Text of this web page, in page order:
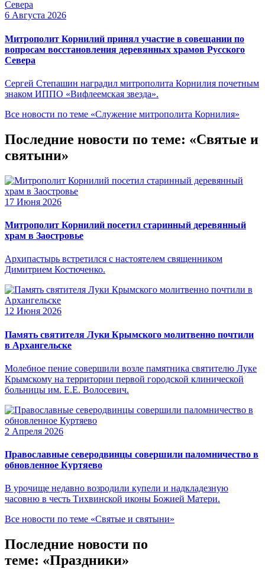
6 Августа 2026
Митрополит Корнилий принял участие в совещании по
вопросам восстановления деревянных храмов Русского
Севера
Сергей Степашин наградил митрополита Корнилия почетным
знаком ИППО «Вифлеемская звезда».
Все новости по теме «Служение митрополита Корнилия»
Последние новости по теме: «Святые и
святыни»
17 Июня 2026
Митрополит Корнилий посетил старинный деревянный
храм в Заостровье
Архипастырь встретился с настоятелем священником
Димитрием Костюченко.
12 Июня 2026
Память святителя Луки Крымского молитвенно почтили
в Архангельске
Молебное пение совершили возле памятника святителю Луке
Крымскому на территории первой городской клинической
больницы им. Е.Е. Волосевич.
2 Апреля 2026
Православные северодвинцы совершили паломничество в
обновленное Куртяево
В урочище недавно возродили купели и надкладезную
часовню в честь Тихвинской иконы Божией Матери.
Все новости по теме «Святые и святыни»
Последние новости по
теме: «Праздники»